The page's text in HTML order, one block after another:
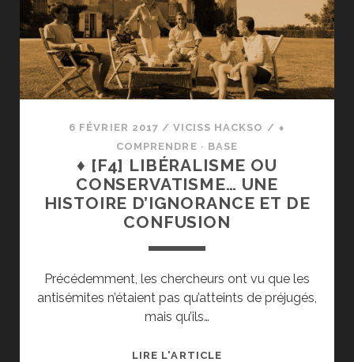
ET
SOUMIS
:
LA
PERSONNALITÉ
AUTORITAIRE,
6 FÉVRIER 2017 / VICISS HACKSO / ⬧
COMPRENDRE · BASE
♦ [F4] LIBÉRALISME OU
CONSERVATISME… UNE
HISTOIRE D’IGNORANCE ET DE
CONFUSION
Précédemment, les chercheurs ont vu que les
antisémites n’étaient pas qu’atteints de préjugés,
mais qu’ils…
LIRE L'ARTICLE♦